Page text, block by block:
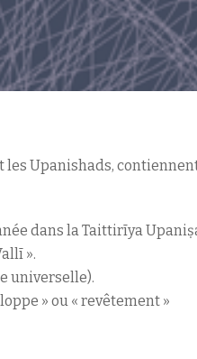
les Upanishads,
dans la Taittirīya
».
universelle).
» ou « revêtement »